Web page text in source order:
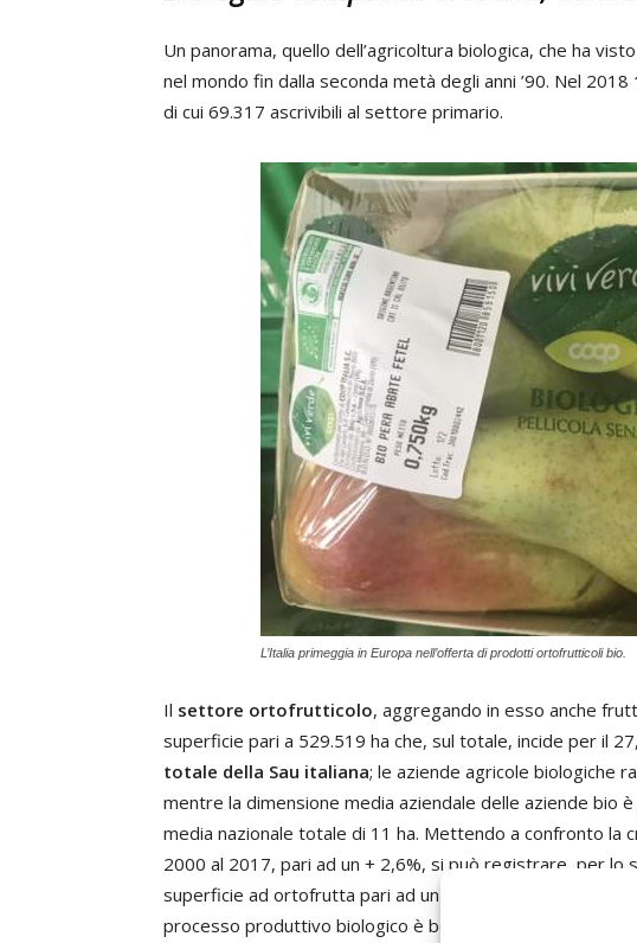
Un panorama, quello dell’agricoltura biologica, che ha
nel mondo fin dalla seconda metà degli anni ’90. Nel 2018
di cui 69.317 ascrivibili al settore primario.
L’Italia primeggia in Europa nell’offerta di prodotti ortofrutticoli bio.
Il settore ortofrutticolo, aggregando in esso anche
superficie pari a 529.519 ha che, sul totale, incide per il
totale della Sau italiana; le aziende agricole biologiche
mentre la dimensione media aziendale delle aziende bio
media nazionale totale di 11 ha. Mettendo a confronto la
2000 al 2017, pari ad un + 2,6%, si può registrare, per lo
superficie ad ortofrutta pari ad un + 2,41%; ciò
processo produttivo biologico è ben più complicato e